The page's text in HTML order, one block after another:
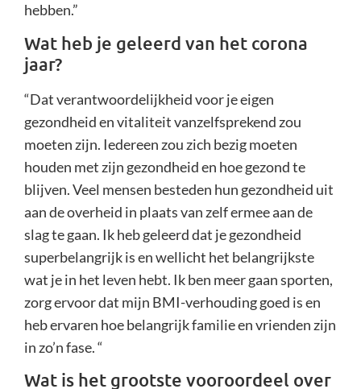
hebben.”
Wat heb je geleerd van het corona
jaar?
“Dat verantwoordelijkheid voor je eigen
gezondheid en vitaliteit vanzelfsprekend zou
moeten zijn. Iedereen zou zich bezig moeten
houden met zijn gezondheid en hoe gezond te
blijven. Veel mensen besteden hun gezondheid uit
aan de overheid in plaats van zelf ermee aan de
slag te gaan. Ik heb geleerd dat je gezondheid
superbelangrijk is en wellicht het belangrijkste
wat je in het leven hebt. Ik ben meer gaan sporten,
zorg ervoor dat mijn BMI-verhouding goed is en
heb ervaren hoe belangrijk familie en vrienden zijn
in zo’n fase. “
Wat is het grootste vooroordeel over